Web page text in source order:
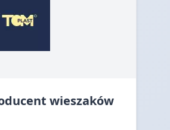
wieszaków